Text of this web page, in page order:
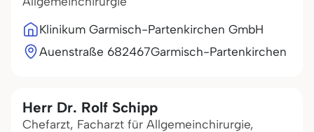
Klinikum Garmisch-Partenkirchen GmbH
Auenstraße 682467Garmisch-Partenkirchen
Herr Dr. Rolf Schipp
Chefarzt, Facharzt für Allgemeinchirurgie,